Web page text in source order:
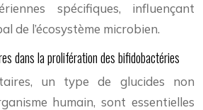
spécifiques, influençant
de l’écosystème microbien.
dans la prolifération des bifidobactéries
un type de glucides non
humain, sont essentielles